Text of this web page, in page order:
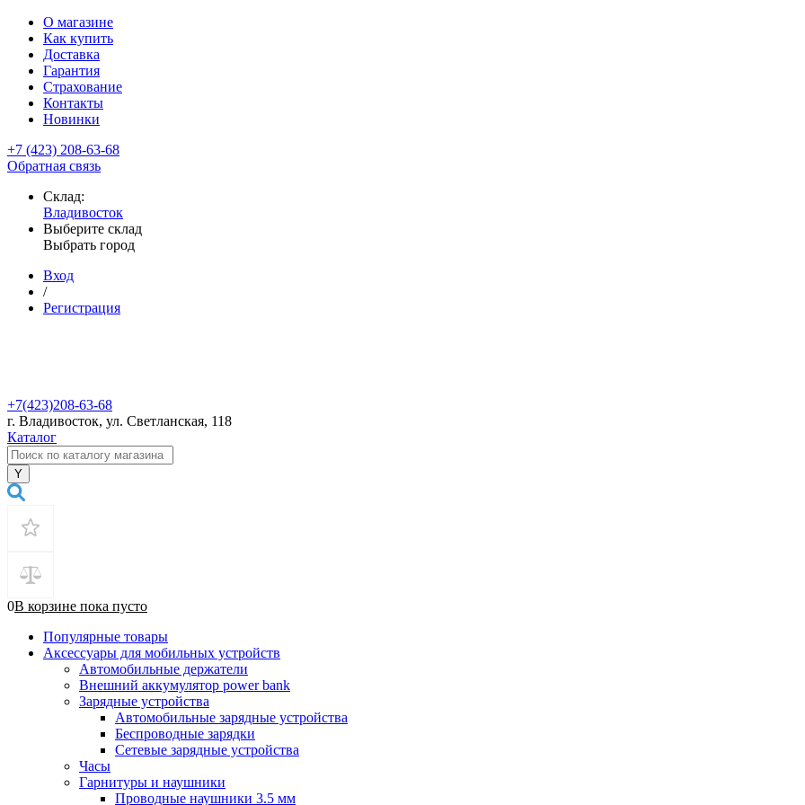
О магазине
Как купить
Доставка
Гарантия
Страхование
Контакты
Новинки
+7 (423) 208-63-68
Обратная связь
Склад:
Владивосток
Выберите склад
Выбрать город
Вход
/
Регистрация
+7(423)208-63-68
г. Владивосток, ул. Светланская, 118
Каталог
0В корзине пока пусто
Популярные товары
Аксессуары для мобильных устройств
Автомобильные держатели
Внешний аккумулятор power bank
Зарядные устройства
Автомобильные зарядные устройства
Беспроводные зарядки
Сетевые зарядные устройства
Часы
Гарнитуры и наушники
Проводные наушники 3.5 мм